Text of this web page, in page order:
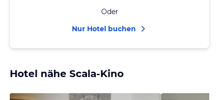
Oder
Nur Hotel buchen
Hotel nähe Scala-Kino